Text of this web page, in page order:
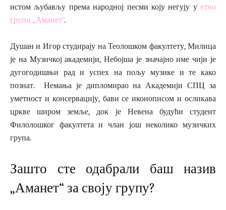
истом љубављу према народној песми коју негују у етно
групи „Аманет“.
Душан и Игор студирају на Теолошком факултету, Милица
је на Mузичкој академији, Небојша је значајно име чији је
дугогодишњи рад и успех на пољу музике и те како
познат. Немања је дипломирао на Академији СПЦ за
уметност и консервацију, бави се иконописом и осликава
цркве широм земље, док је Невена будући студент
Филолошког факултета и члан још неколико музичких
група.
Зашто сте одабрали баш назив
„Аманет“ за своју групу?